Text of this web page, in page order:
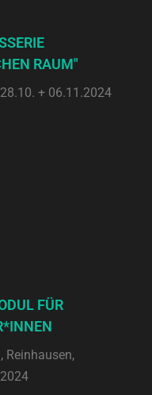
RAUM"
+ 06.11.2024
FÜR
Reinhausen,